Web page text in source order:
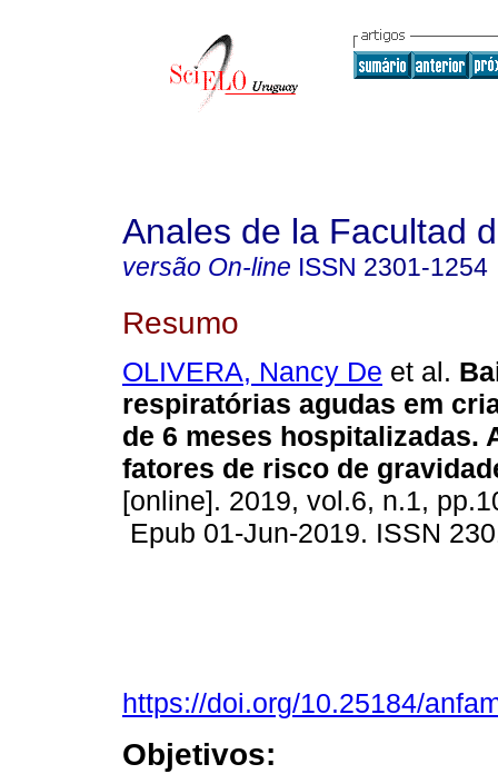
Anales de la Facultad
versão On-line ISSN 2301-1254
Resumo
OLIVERA, Nancy De et al.
respiratórias agudas em
de 6 meses hospitalizadas.
fatores de risco de
[online]. 2019, vol.6, n.1,
Epub 01-Jun-2019. ISSN
https://doi.org/10.25184/
Objetivos: